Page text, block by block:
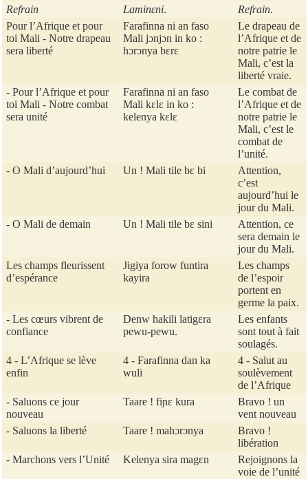
Refrain
Laminɛni. Refrain.
Pour l’Afrique et pour
toi Mali - Notre drapeau
sera liberté
Farafinna ni an faso
Mali jɔnjɔn in ko :
hɔrɔnya bɛrɛ
Le drapeau de
l’Afrique et de
notre patrie le
Mali, c’est la
liberté vraie.
- Pour l’Afrique et pour
toi Mali - Notre combat
sera unité
Farafinna ni an faso
Mali kɛlɛ in ko :
kelenya kɛlɛ
Le combat de
l’Afrique et de
notre patrie le
Mali, c’est le
combat de
l’unité.
- O Mali d’aujourd’hui
Un ! Mali tile bɛ bi
Attention,
c’est
aujourd’hui le
jour du Mali.
- O Mali de demain
Un ! Mali tile bɛ sini
Attention, ce
sera demain le
jour du Mali.
Les champs fleurissent
d’espérance
Jigiya forow funtira
kayira
Les champs
de l’espoir
portent en
germe la paix.
- Les cœurs vibrent de
confiance
Denw hakili latigɛra
pewu-pewu.
Les enfants
sont tout à fait
soulagés.
4 - L’Afrique se lève
enfin
4 - Farafinna dan ka
wuli
4 - Salut au
soulèvement
de l’Afrique
- Saluons ce jour
nouveau
Taare ! fiɲɛ kura
Bravo ! un
vent nouveau
- Saluons la liberté
Taare ! mahɔrɔnya
Bravo !
libération
- Marchons vers l’Unité
Kelenya sira magɛn
Rejoignons la
voie de l’unité